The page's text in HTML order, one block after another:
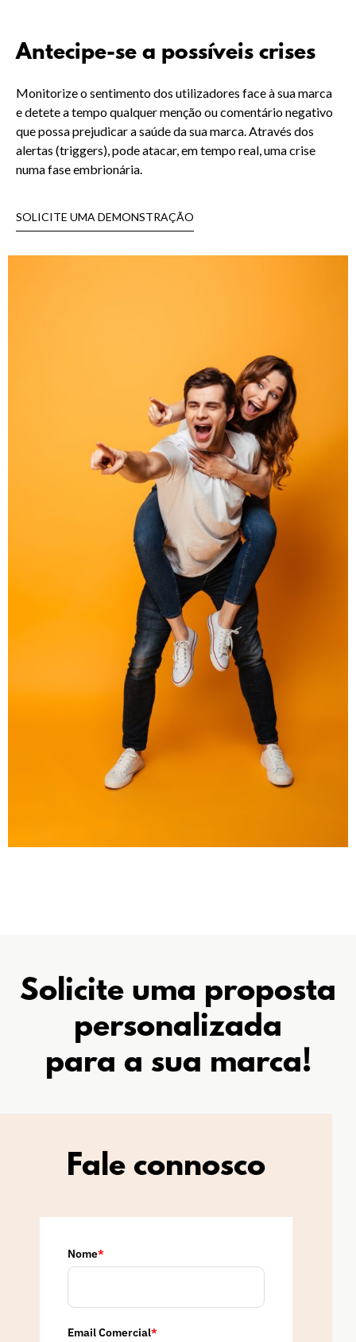
Antecipe-se a possíveis crises
Monitorize o sentimento dos utilizadores face à sua marca
e detete a tempo qualquer menção ou comentário negativo
que possa prejudicar a saúde da sua marca. Através dos
alertas (triggers), pode atacar, em tempo real, uma crise
numa fase embrionária.
SOLICITE UMA DEMONSTRAÇÃO
Solicite uma proposta
personalizada
para a sua marca!
Fale connosco
Nome*
Email Comercial*